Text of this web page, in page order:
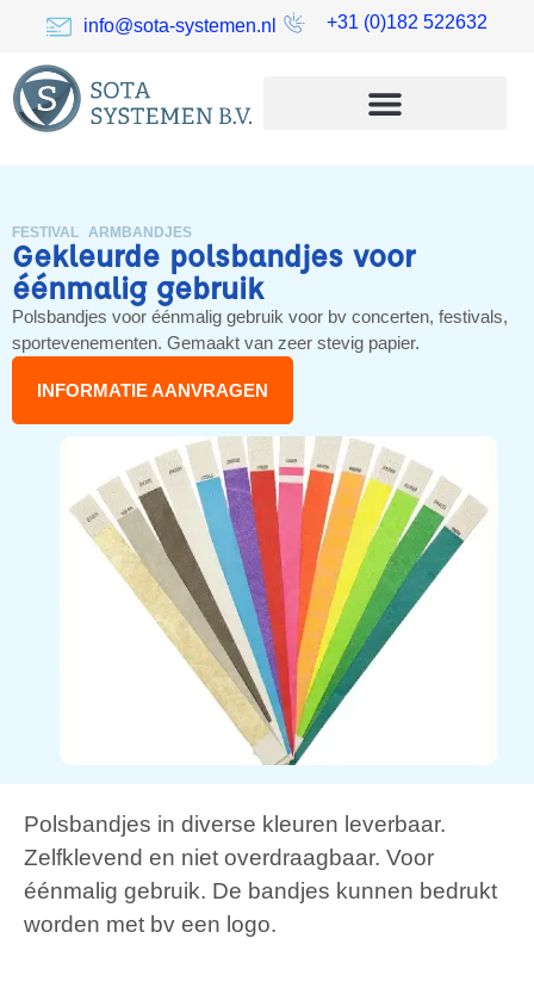
info@sota-systemen.nl +31 (0)182 522632
FESTIVAL ARMBANDJES
Gekleurde polsbandjes voor
éénmalig gebruik
Polsbandjes voor éénmalig gebruik voor bv concerten, festivals,
sportevenementen. Gemaakt van zeer stevig papier.
INFORMATIE AANVRAGEN
Polsbandjes in diverse kleuren leverbaar.
Zelfklevend en niet overdraagbaar. Voor
éénmalig gebruik. De bandjes kunnen bedrukt
worden met bv een logo.